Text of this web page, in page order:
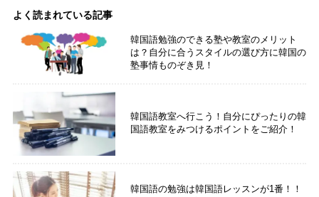
よく読まれている記事
韓国語勉強のできる塾や教室のメリット
は？自分に合うスタイルの選び方に韓国の
塾事情ものぞき見！
韓国語教室へ行こう！自分にぴったりの韓
国語教室をみつけるポイントをご紹介！
韓国語の勉強は韓国語レッスンが1番！！